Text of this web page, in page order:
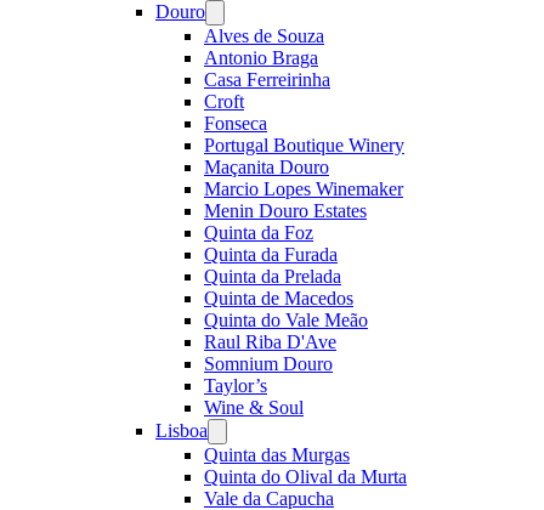
Douro
menu
Alves de Souza
Antonio Braga
Casa Ferreirinha
Croft
Fonseca
Portugal Boutique Winery
Maçanita Douro
Marcio Lopes Winemaker
Menin Douro Estates
Quinta da Foz
Quinta da Furada
Quinta da Prelada
Quinta de Macedos
Quinta do Vale Meão
Raul Riba D'Ave
Somnium Douro
Taylor’s
Wine & Soul
Lisboa
menu
Quinta das Murgas
Quinta do Olival da Murta
Vale da Capucha